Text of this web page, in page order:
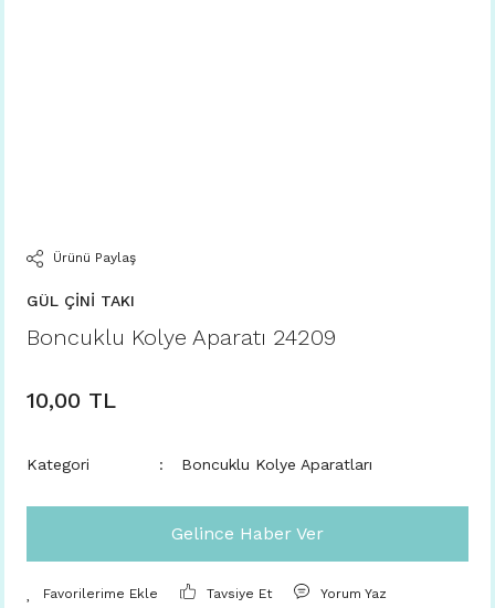
Ürünü Paylaş
GÜL ÇİNİ TAKI
Boncuklu Kolye Aparatı 24209
10,00 TL
Kategori Boncuklu Kolye Aparatları
Gelince Haber Ver
Tavsiye Et Yorum Yaz